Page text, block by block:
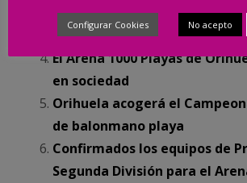
confirmado como antesala
de España
El Arena 1000 Playas de
en sociedad
Orihuela acogerá el
de balonmano playa
Confirmados los equipos de
Segunda División para el
Configurar Cookies No acepto